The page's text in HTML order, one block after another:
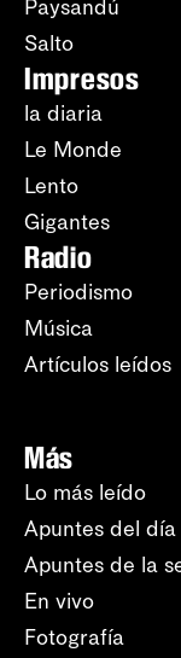
Paysandú
Salto
Impresos
la diaria
Le Monde
Lento
Gigantes
Radio
Periodismo
Música
Artículos leídos
Más
Lo más leído
Apuntes del día
Apuntes de la
En vivo
Fotografía